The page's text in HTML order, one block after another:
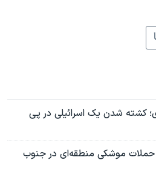
کشته شدن یک اسرائیلی در پی
حملات موشکی منطقه‌ای در جنوب